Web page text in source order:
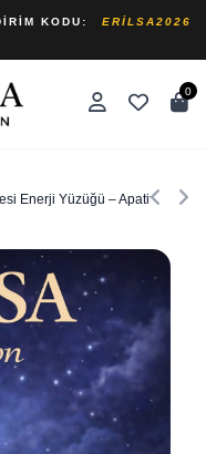
KODU:
ERILSA2026
0
Enerji Yüzüğü – Apatit Taşı